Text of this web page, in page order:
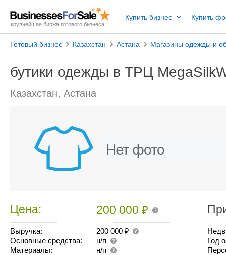
крупнейшая биржа готового бизнеса
Купить бизнес Купить
Готовый бизнес Казахстан Астана Магазины одежды и
бутики одежды в ТРЦ
Казахстан, Астана
Цена: 200 000₽
Выручка: 200 000₽
Основные средства:
н/п
Материалы:
н/п
Год